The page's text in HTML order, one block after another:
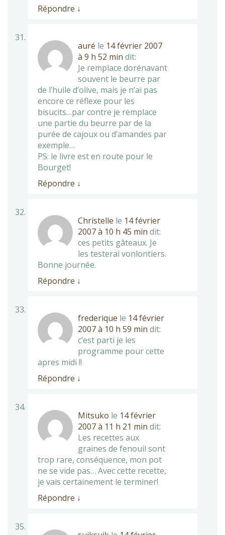
Répondre ↓
auré le 14 février 2007
à 9 h 52 min dit:
Je remplace dorénavant
souvent le beurre par
de l’huile d’olive, mais je n’ai pas
encore ce réflexe pour les
bisucits…par contre je remplace
une partie du beurre par de la
purée de cajoux ou d’amandes par
exemple…
PS: le livre est en route pour le
Bourget!
Répondre ↓
Christelle le 14 février
2007 à 10 h 45 min dit:
ces petits gâteaux. Je
les testerai vonlontiers.
Bonne journée.
Répondre ↓
frederique le 14 février
2007 à 10 h 59 min dit:
c’est parti je les
programme pour cette
apres midi !!
Répondre ↓
Mitsuko le 14 février
2007 à 11 h 21 min dit:
Les recettes aux
graines de fenouil sont
trop rare, conséquence, mon pot
ne se vide pas… Avec cette recette,
je vais certainement le terminer!
Répondre ↓